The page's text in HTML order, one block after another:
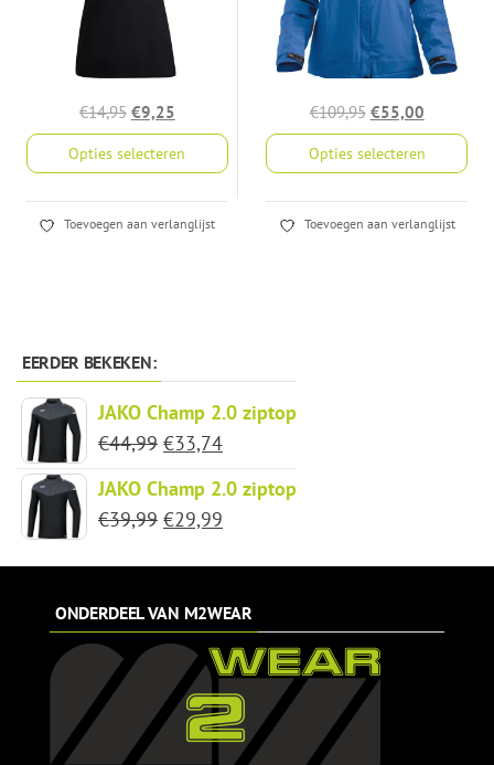
worden
de
productpagina
worden
op
de
productpagina
€14,95 Oorspronkelijke
prijs
was:
€9,25Huidige
prijs
is:
Opties selecteren
Dit
product
Deze
optie
kan
gekozen
worden
op
productpagina
Toevoegen aan verlanglijst
€109,95 Oorspronkelijke
prijs
was:
€55,00Huidige
prijs
is:
Opties selecteren
Dit
product
productpagina
Toevoegen aan verlanglijst
EERDER BEKEKEN:
JAKO Champ 2.0 ziptop
€44,99 Oorspronkelijke
was:
€44,99.
€33,74Huidige
is:
€33,74.
JAKO Champ 2.0 ziptop
€39,99 Oorspronkelijke
€39,99.
€29,99
€29,99.
ONDERDEEL VAN M2WEAR